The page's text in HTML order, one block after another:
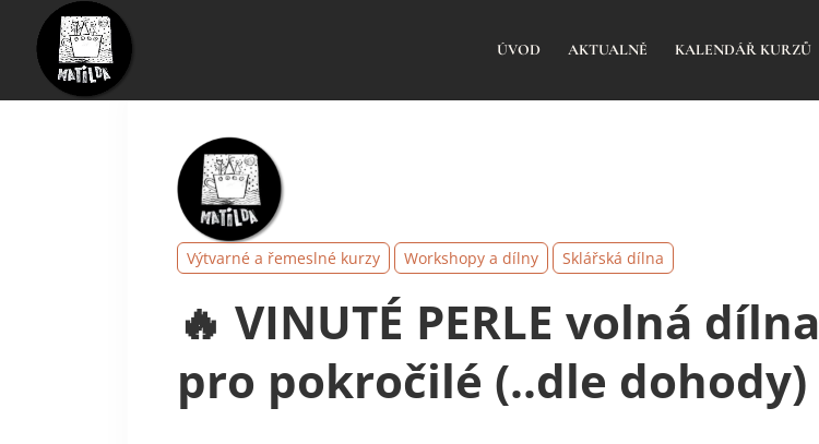
ÚVOD AKTUALNĚ KALENDÁŘ KURZŮ
Výtvarné a řemeslné kurzy Workshopy a dílny Sklářská dílna
🔥 VINUTÉ PERLE volná dílna
pro pokročilé (..dle dohody)